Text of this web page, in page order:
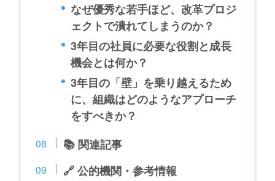
なぜ優秀な若手ほど、改革プロジ
ェクトで潰れてしまうのか？
3年目の社員に必要な役割と成長
機会とは何か？
3年目の「壁」を乗り越えるため
に、組織はどのようなアプローチ
をすべきか？
📚 関連記事
🔗 公的機関・参考情報